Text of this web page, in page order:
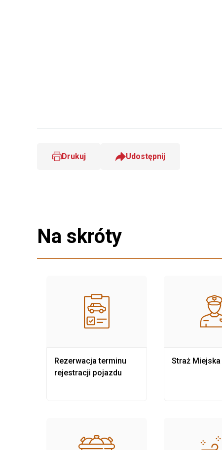
Drukuj Udostępnij
Na skróty
Rezerwacja terminu
rejestracji pojazdu
Straż Miejska